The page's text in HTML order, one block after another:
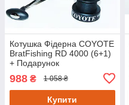
Котушка Фідерна COYOTE
BratFishing RD 4000 (6+1)
+ Подарунок
988 ₴ 1 058 ₴
Купити